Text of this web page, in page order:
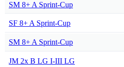
SM 8+ A Sprint-Cup
SF 8+ A Sprint-Cup
SM 8+ A Sprint-Cup
JM 2x B LG I-III LG